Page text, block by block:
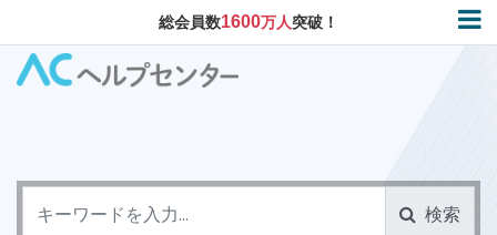
総会員数1600万人突破！
検索